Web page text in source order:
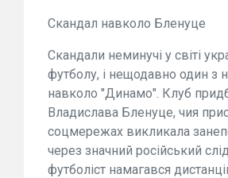
Скандал навколо Бленуце
Скандали неминучі у світі
футболу, і нещодавно один з
навколо "Динамо". Клуб
Владислава Бленуце, чия
соцмережах викликала
через значний російський
футболіст намагався